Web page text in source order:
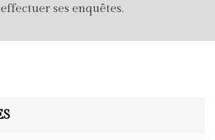
ses enquêtes.